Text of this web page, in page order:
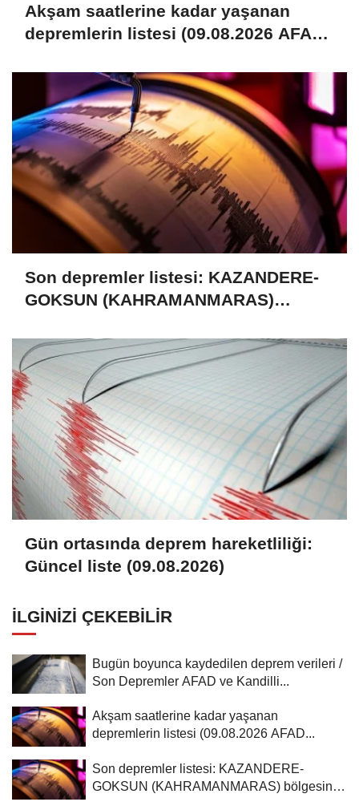
Akşam saatlerine kadar yaşanan
depremlerin listesi (09.08.2026 AFAD
Son depremler listesi: KAZANDERE-
GOKSUN (KAHRAMANMARAS)
(Kandilli Rasathanesi, 09.08.2026)
Gün ortasında deprem hareketliliği:
Güncel liste (09.08.2026)
İLGINIZI ÇEKEBILIR
Bugün boyunca kaydedilen deprem verileri /
Son Depremler AFAD ve Kandilli...
Akşam saatlerine kadar yaşanan
depremlerin listesi (09.08.2026 AFAD...
Son depremler listesi: KAZANDERE-
GOKSUN (KAHRAMANMARAS) bölgesinde